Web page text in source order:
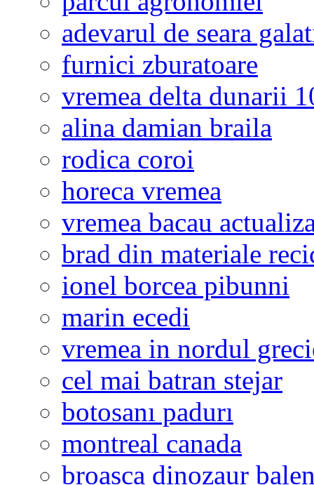
adevarul de seara
furnici zburatoare
vremea delta dunarii
alina damian braila
rodica coroi
horeca vremea
vremea bacau
brad din materiale
ionel borcea pibunni
marin ecedi
vremea in nordul
cel mai batran stejar
botosanı padurı
montreal canada
broasca dinozaur